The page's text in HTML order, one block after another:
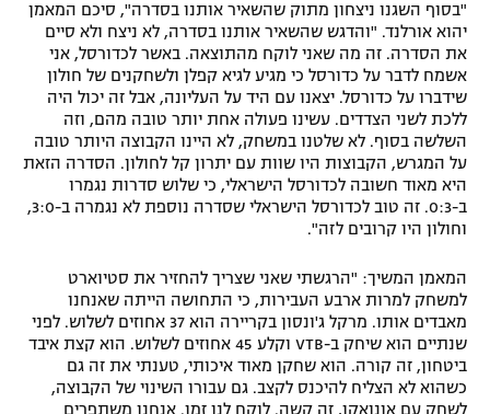
תקנון עבור פעילות ספורט 1 – "מרלן"
גיימינג E-Sports
תנאי שימוש
מדיניות פרטיות
תקנון פעילות ספורט 1
רשיון להקרנה פומבית לבית עסק
הצטרפות לחבילת הערוצים
לוח דרושים – ג'ובנט
בייסבול MLB
ספורט אתגרי ואקסטרים
אומנויות לחימה
גיימינג E-Sports
"בסוף השגנו ניצחון מתוק שהשאיר אותנו בסדרה", סיכם המאמן
יהוא אורלנד. "והדגש שהשאיר אותנו בסדרה, לא ניצח ולא סיים
את הסדרה. זה מה שאני לוקח מהתוצאה. באשר לכדורסל, אני
אשמח לדבר על כדורסל כי מגיע לגיא קפלן ולשחקנים של חולון
שידברו על כדורסל. יצאנו עם היד על העליונה, אבל זה יכול היה
ללכת לשני הצדדים. עשינו פעולה אחת יותר טובה מהם, וזה
השלשה בסוף. לא שלטנו במשחק, לא היינו הקבוצה היותר טובה
על המגרש, הקבוצות היו שוות עם יתרון קל לחולון. הסדרה הזאת
היא מאוד חשובה לכדורסל הישראלי, כי שלוש סדרות נגמרו
ב-0:3. זה טוב לכדורסל הישראלי שסדרה נוספת לא נגמרה ב-3:0,
וחולון היו קרובים לזה".
המאמן המשיך: "הרגשתי שאני שצריך להחזיר את סטיוארט
למשחק למרות ארבע העבירות, כי התחושה הייתה שאנחנו
מאבדים אותו. מרקל ג'ונסון בקריירה הוא 37 אחוזים לשלוש. לפני
שנתיים הוא שיחק ב-VTB וקלע 45 אחוזים לשלוש. הוא קצת איבד
ביטחון, זה קורה. הוא שחקן מאוד איכותי, טענתי את זה גם
כשהוא לא הצליח להיכנס לקצב. גם עבורו השינוי של הקבוצה,
לשחק עם אונואקו, זה קשה. לוקח לנו זמן. אנחנו משתפרים